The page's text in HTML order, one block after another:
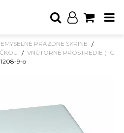
PRÁZDNE SKRINE
VNÚTORNÉ PROSTREDIE (TG
9-o